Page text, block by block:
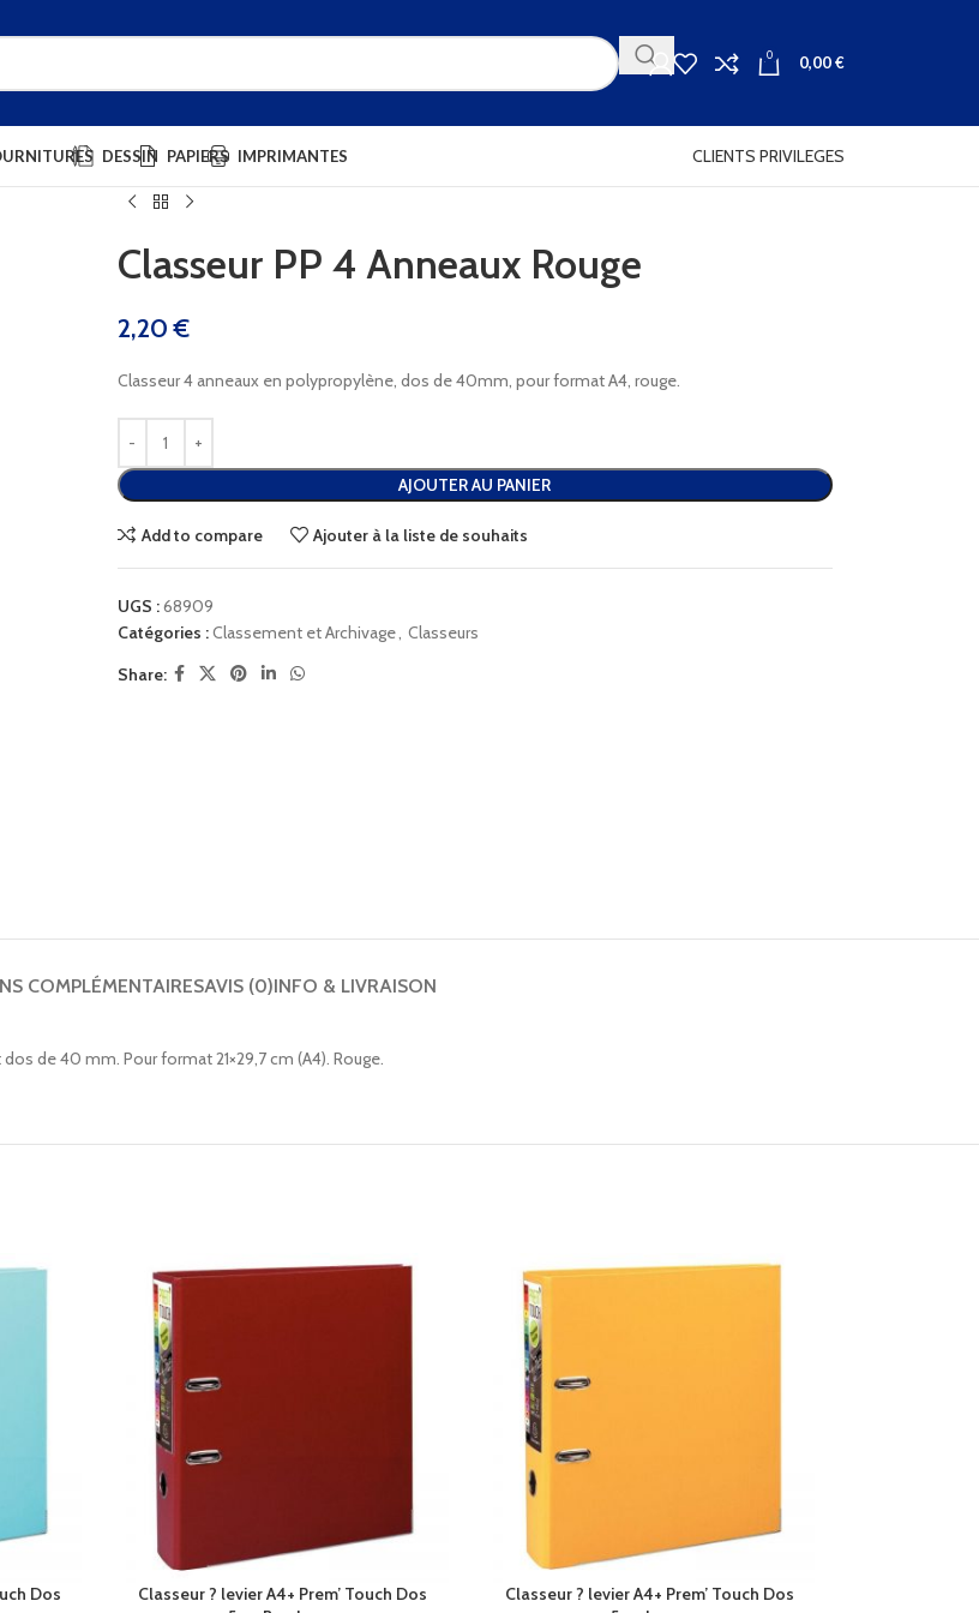
0 0,00€
DESSIN PAPIERS IMPRIMANTES CLIENTS PRIVILEGES
Classeur PP 4 Anneaux Rouge
2,20€
Classeur 4 anneaux en polypropylène, dos de 40mm, pour format A4, rouge.
AJOUTER AU PANIER
Add to compare Ajouter à la liste de souhaits
UGS :68909
Catégories :Classement et Archivage, Classeurs
Share:
COMPLÉMENTAIRESAVIS (0)INFO & LIVRAISON
de 40 mm. Pour format 21×29,7 cm (A4). Rouge.
Dos
Classeur ? levier A4+ Prem’ Touch Dos
Classeur ? levier A4+ Prem’ Touch Dos